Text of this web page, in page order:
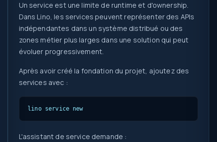
Un service est une limite de runtime et d'ownership.
Dans Lino, les services peuvent représenter des APIs
indépendantes dans un système distribué ou des
zones métier plus larges dans une solution qui peut
évoluer progressivement.
Après avoir créé la fondation du projet, ajoutez des
services avec :
lino service new
L'assistant de service demande :